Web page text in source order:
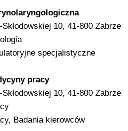
10, 41-800 Zabrze
specjalistyczne
pracy
10, 41-800 Zabrze
Badania kierowców